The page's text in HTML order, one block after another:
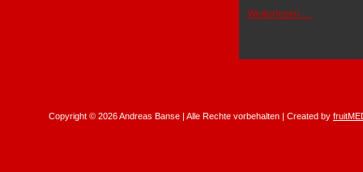
Weiterlesen …
Copyright © 2026 Andreas Banse | Alle Rechte vorbehalten | Created by